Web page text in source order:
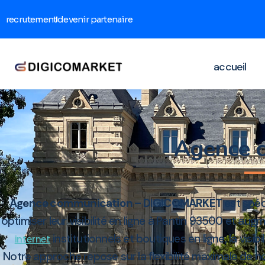
recrutementdevenir partenaire
accueil
Agence
Agence communication – DIGICOMARKETest
optimiser leur visibilité en ligne à Pantin 93500 et
internet institutionnels et boutiques en ligne, la
Notre approche repose sur la flexibilité maximale de